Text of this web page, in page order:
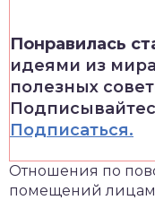
Понравилась
идеями из
полезных
Подписаться.
Отношения по
помещений